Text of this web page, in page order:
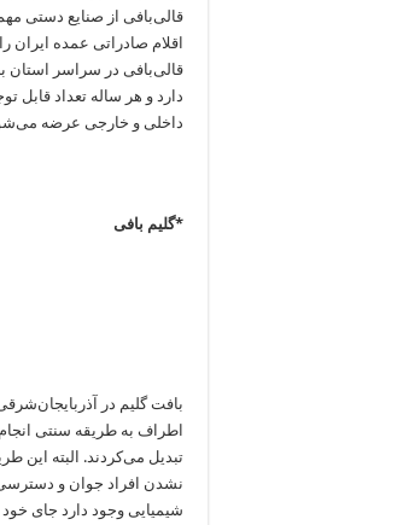
قالی‌بافی از صنایع دستی
اقلام صادراتی عمده
قالی‌بافی در سراسر استان
دارد و هر ساله تعداد قابل
داخلی و خارجی عرضه
*گلیم بافی
بافت گلیم در
اطراف به طریقه سنتی
تبدیل می‌کردند. البته این
نشدن افراد جوان و دسترسی
شیمیایی وجود دارد جای